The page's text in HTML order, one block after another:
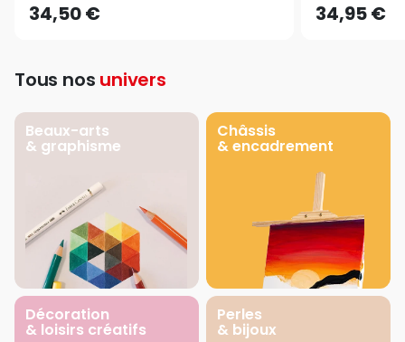
34,50 € 34,95 €
Tous nos univers
Beaux-arts
& graphisme
Châssis
& encadrement
Décoration
& loisirs créatifs
Perles
& bijoux